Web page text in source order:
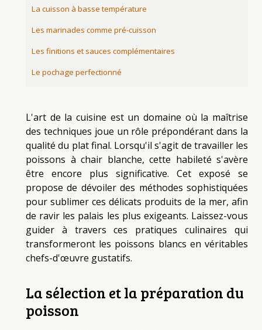
La cuisson à basse température
Les marinades comme pré-cuisson
Les finitions et sauces complémentaires
Le pochage perfectionné
L'art de la cuisine est un domaine où la maîtrise
des techniques joue un rôle prépondérant dans la
qualité du plat final. Lorsqu'il s'agit de travailler les
poissons à chair blanche, cette habileté s'avère
être encore plus significative. Cet exposé se
propose de dévoiler des méthodes sophistiquées
pour sublimer ces délicats produits de la mer, afin
de ravir les palais les plus exigeants. Laissez-vous
guider à travers ces pratiques culinaires qui
transformeront les poissons blancs en véritables
chefs-d'œuvre gustatifs.
La sélection et la préparation du
poisson